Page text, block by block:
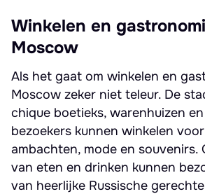
Winkelen en
Moscow
Als het gaat om winkelen en
Moscow zeker niet teleur. De
chique boetieks, warenhuizen
bezoekers kunnen winkelen
ambachten, mode en souvenirs.
van eten en drinken kunnen
van heerlijke Russische